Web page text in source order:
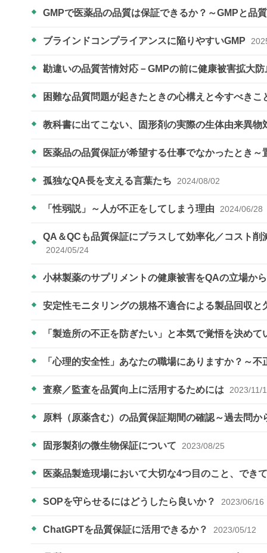
GMPで医薬品の品質は保証できるか？～GMPと品
ブラインドコンプライアンスに陥りやすいGMP
勘違いの品質苦情対応－GMPの前に健康被害拡大
困難な品質問題が起きたときの心構えと今すべき
教科書に出てこない、固形剤の実際の生体由来異
医薬品の品質保証が希望する仕事でなかったとき
孤独なQA長を支える言葉たち 2024/08/02
「性弱説」～人が不正をしてしまう理由 2024/06/28
QA＆QCも品質保証にプラスして効率化／コスト
2024/05/24
小林製薬のサプリメントの健康被害をQAの立場か
安定性モニタリングの規格不適合による製品回収
「製造所の不正を防ぎたい」と本気で覚悟を決め
「心理的安全性」あなたの職場にありますか？～
査察／監査を品質向上に活用するためには 2023/11/
原料（原薬含む）の品質保証期間の確認～過去問か
固形製剤の微生物保証について 2023/08/25
医薬品製造現場において大切な4つ目のこと、でき
SOPを守らせるにはどうしたら良いか？ 2023/06/16
ChatGPTを品質保証に活用できるか？ 2023/05/12